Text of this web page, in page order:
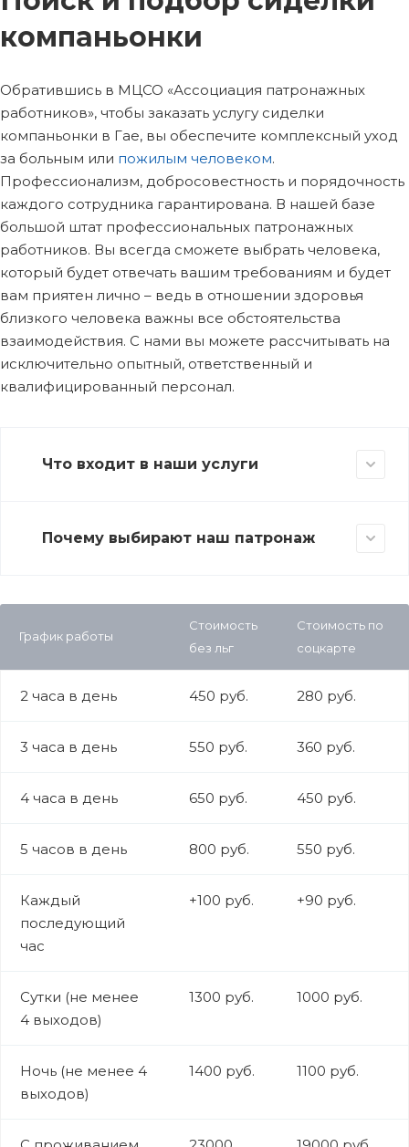
компаньонки
Обратившись в МЦСО «Ассоциация патронажных
работников», чтобы заказать услугу сиделки
компаньонки в Гае, вы обеспечите комплексный уход
за больным или пожилым человеком.
Профессионализм, добросовестность и порядочность
каждого сотрудника гарантирована. В нашей базе
большой штат профессиональных патронажных
работников. Вы всегда сможете выбрать человека,
который будет отвечать вашим требованиям и будет
вам приятен лично – ведь в отношении здоровья
близкого человека важны все обстоятельства
взаимодействия. С нами вы можете рассчитывать на
исключительно опытный, ответственный и
квалифицированный персонал.
Что входит в наши услуги
Почему выбирают наш патронаж
График работы
Стоимость
без льг
Стоимость по
соцкарте
2 часа в день 450 руб. 280 руб.
3 часа в день 550 руб. 360 руб.
4 часа в день 650 руб. 450 руб.
5 часов в день 800 руб. 550 руб.
Каждый
последующий
час
+100 руб. +90 руб.
Сутки (не менее
4 выходов)
1300 руб. 1000 руб.
Ночь (не менее 4
выходов)
1400 руб. 1100 руб.